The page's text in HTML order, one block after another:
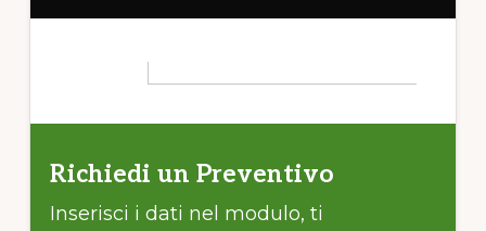
Richiedi un Preventivo
Inserisci i dati nel modulo, ti